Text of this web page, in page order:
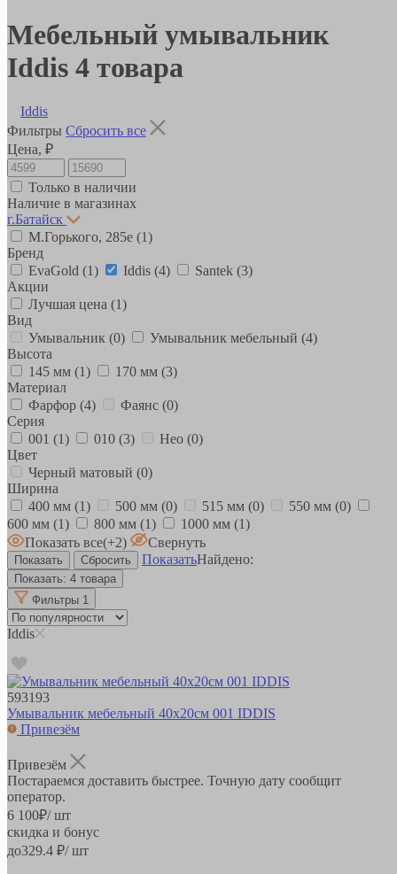
Мебельный умывальник
Iddis 4 товара
Iddis
Фильтры Сбросить все
Цена, ₽
Только в наличии
Наличие в магазинах
г.Батайск
М.Горького, 285е (1)
Бренд
EvaGold (1) Iddis (4) Santek (3)
Акции
Лучшая цена (1)
Вид
Умывальник (0) Умывальник мебельный (4)
Высота
145 мм (1) 170 мм (3)
Материал
Фарфор (4) Фаянс (0)
Серия
001 (1) 010 (3) Нео (0)
Цвет
Черный матовый (0)
Ширина
400 мм (1) 500 мм (0) 515 мм (0) 550 мм (0)
600 мм (1) 800 мм (1) 1000 мм (1)
Показать все(+2)
Свернуть
ПоказатьНайдено:
Показать: 4 товара
Фильтры 1
Iddis
593193
Умывальник мебельный 40х20см 001 IDDIS
Привезём
Привезём
Постараемся доставить быстрее. Точную дату сообщит
оператор.
6 100₽/ шт
скидка и бонус
до329.4 ₽/ шт